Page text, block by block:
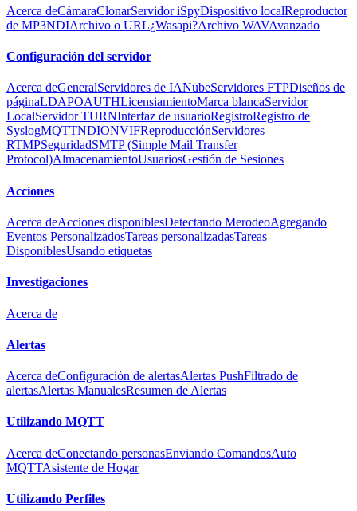
Acerca deCámaraClonarServidor iSpyDispositivo localReproductor
de MP3NDIArchivo o URL¿Wasapi?Archivo WAVAvanzado
Configuración del servidor
Acerca deGeneralServidores de IANubeServidores FTPDiseños de
páginaLDAPOAUTHLicensiamientoMarca blancaServidor
LocalServidor TURNInterfaz de usuarioRegistroRegistro de
SyslogMQTTNDIONVIFReproducciónServidores
RTMPSeguridadSMTP (Simple Mail Transfer
Protocol)AlmacenamientoUsuariosGestión de Sesiones
Acciones
Acerca deAcciones disponiblesDetectando MerodeoAgregando
Eventos PersonalizadosTareas personalizadasTareas
DisponiblesUsando etiquetas
Investigaciones
Acerca de
Alertas
Acerca deConfiguración de alertasAlertas PushFiltrado de
alertasAlertas ManualesResumen de Alertas
Utilizando MQTT
Acerca deConectando personasEnviando ComandosAuto
MQTTAsistente de Hogar
Utilizando Perfiles